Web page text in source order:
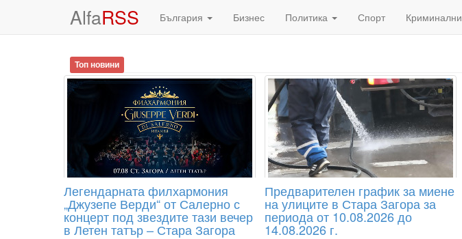
AlfaRSS България Бизнес Политика Спорт Криминални
Топ новини
Легендарната филхармония
„Джузепе Верди“ от Салерно с
концерт под звездите тази вечер
в Летен татър – Стара Загора
Предварителен график за миене
на улиците в Стара Загора за
периода от 10.08.2026 до
14.08.2026 г.